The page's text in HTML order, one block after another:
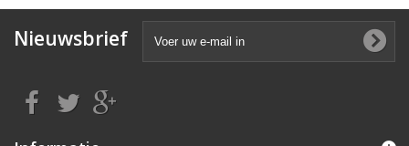
Nieuwsbrief